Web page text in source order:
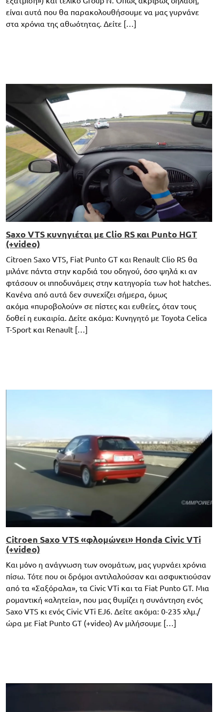
είναι αυτά που θα παρακολουθήσουμε να μας γυρνάνε
στα χρόνια της αθωότητας. Δείτε […]
Saxo VTS κυνηγιέται με Clio RS και Punto HGT
(+video)
Citroen Saxo VTS, Fiat Punto GT και Renault Clio RS θα
μιλάνε πάντα στην καρδιά του οδηγού, όσο ψηλά κι αν
φτάσουν οι ιπποδυνάμεις στην κατηγορία των hot hatches.
Κανένα από αυτά δεν συνεχίζει σήμερα, όμως
ακόμα «πυροβολούν» σε πίστες και ευθείες, όταν τους
δοθεί η ευκαιρία. Δείτε ακόμα: Κυνηγητό με Toyota Celica
T-Sport και Renault […]
Citroen Saxo VTS «φλομώνει» Honda Civic VTi
(+video)
Και μόνο η ανάγνωση των ονομάτων, μας γυρνάει χρόνια
πίσω. Τότε που οι δρόμοι αντιλαλούσαν και ασφυκτιούσαν
από τα «Σαξόραλα», τα Civic VTi και τα Fiat Punto GT. Μια
ρομαντική «αλητεία», που μας θυμίζει η συνάντηση ενός
Saxo VTS κι ενός Civic VTi EJ6. Δείτε ακόμα: 0-235 χλμ./
ώρα με Fiat Punto GT (+video) Αν μιλήσουμε […]